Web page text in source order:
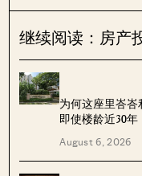
继续阅读：房产
为何这座里峇
即使楼龄近30年
August 6, 2026